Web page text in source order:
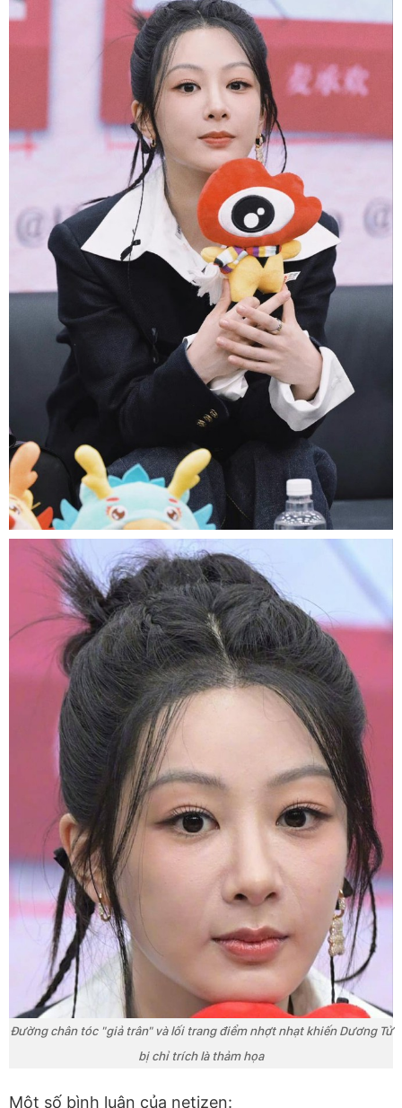
Đường chân tóc "giả trân" và lối trang điểm nhợt nhạt khiến Dương Tử
bị chỉ trích là thảm họa
Một số bình luận của netizen: